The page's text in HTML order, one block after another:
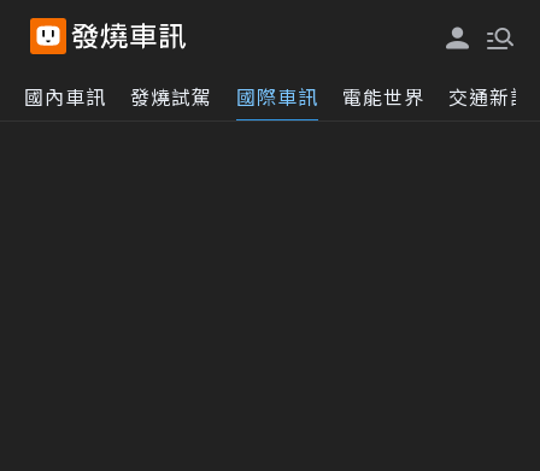
國內車訊 發燒試駕 國際車訊 電能世界 交通新訊